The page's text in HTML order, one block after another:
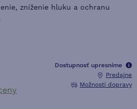
zníženie hluku a ochranu
Dostupnosť upresníme
Predajne
Možnosti dopravy